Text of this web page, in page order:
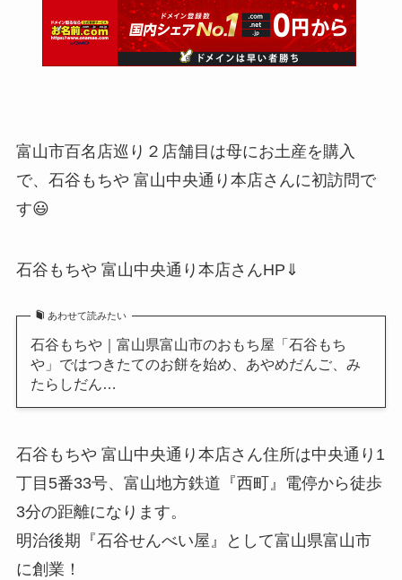
富山市百名店巡り２店舗目は母にお土産を購入
で、石谷もちや 富山中央通り本店さんに初訪問で
す😃
石谷もちや 富山中央通り本店さんHP⇓
あわせて読みたい
石谷もちや｜富山県富山市のおもち屋「石谷もち
や」ではつきたてのお餅を始め、あやめだんご、み
たらしだん…
石谷もちや 富山中央通り本店さん住所は中央通り1
丁目5番33号、富山地方鉄道『西町』電停から徒歩
3分の距離になります。
明治後期『石谷せんべい屋』として富山県富山市
に創業！